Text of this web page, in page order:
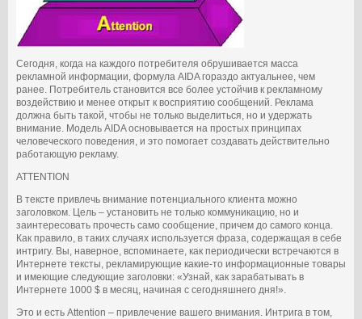
Сегодня, когда на каждого потребителя обрушивается масса
рекламной информации, формула AIDA гораздо актуальнее, чем
ранее. Потребитель становится все более устойчив к рекламному
воздействию и менее открыт к восприятию сообщений. Реклама
должна быть такой, чтобы не только выделиться, но и удержать
внимание. Модель AIDA основывается на простых принципах
человеческого поведения, и это помогает создавать действительно
работающую рекламу.
ATTENTION
В тексте привлечь внимание потенциального клиента можно
заголовком. Цель – установить не только коммуникацию, но и
заинтересовать прочесть само сообщение, причем до самого конца.
Как правило, в таких случаях используется фраза, содержащая в себе
интригу. Вы, наверное, вспоминаете, как периодически встречаются в
Интернете тексты, рекламирующие какие-то информационные товары
и имеющие следующие заголовки: «Узнай, как зарабатывать в
Интернете 1000 $ в месяц, начиная с сегодняшнего дня!».
Это и есть Attention – привлечение вашего внимания. Интрига в том,